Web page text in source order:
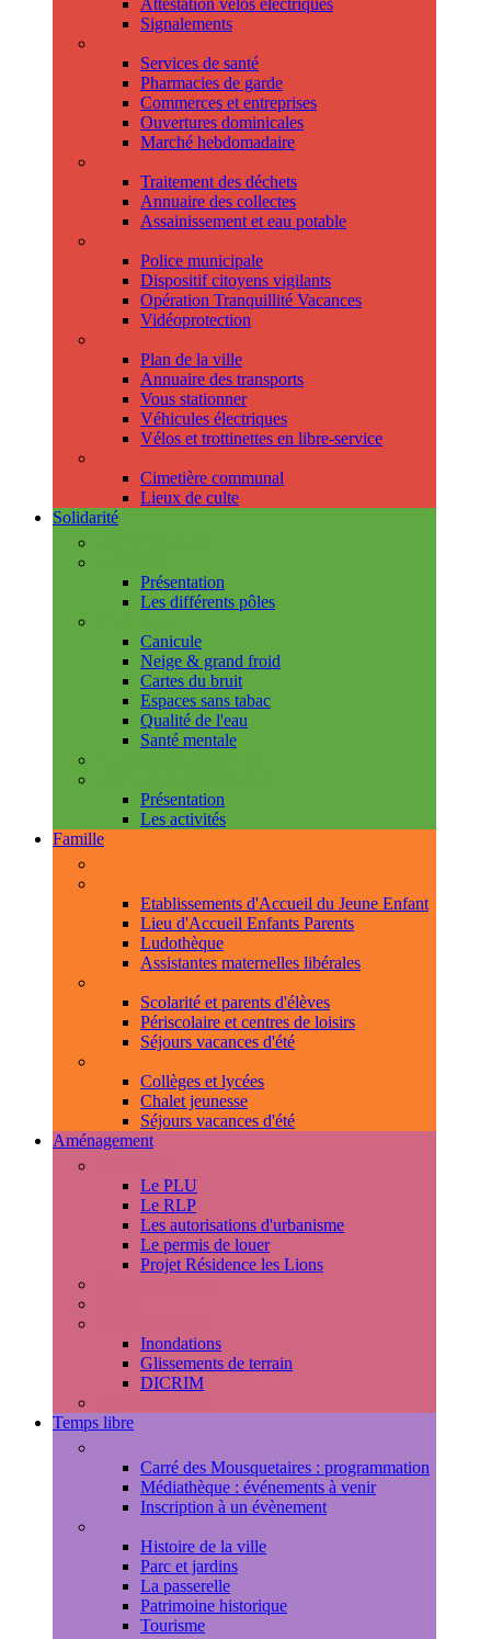
Attestation vélos électriques
Signalements
Services de santé
Pharmacies de garde
Commerces et entreprises
Ouvertures dominicales
Marché hebdomadaire
Traitement des déchets
Annuaire des collectes
Assainissement et eau potable
Police municipale
Dispositif citoyens vigilants
Opération Tranquillité Vacances
Vidéoprotection
Plan de la ville
Annuaire des transports
Vous stationner
Véhicules électriques
Vélos et trottinettes en libre-service
Cimetière communal
Lieux de culte
Solidarité
Présentation
Les différents pôles
Canicule
Neige & grand froid
Cartes du bruit
Espaces sans tabac
Qualité de l'eau
Santé mentale
Présentation
Les activités
Famille
Etablissements d'Accueil du Jeune Enfant
Lieu d'Accueil Enfants Parents
Ludothèque
Assistantes maternelles libérales
Scolarité et parents d'élèves
Périscolaire et centres de loisirs
Séjours vacances d'été
Collèges et lycées
Chalet jeunesse
Séjours vacances d'été
Aménagement
Le PLU
Le RLP
Les autorisations d'urbanisme
Le permis de louer
Projet Résidence les Lions
Inondations
Glissements de terrain
DICRIM
Temps libre
Carré des Mousquetaires : programmation
Médiathèque : événements à venir
Inscription à un évènement
Histoire de la ville
Parc et jardins
La passerelle
Patrimoine historique
Tourisme